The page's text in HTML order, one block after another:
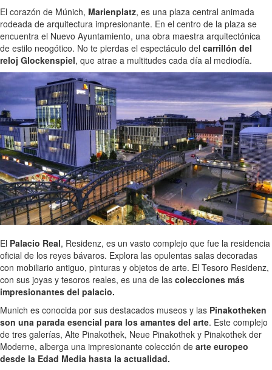
El corazón de Múnich, Marienplatz, es una plaza central animada
rodeada de arquitectura impresionante. En el centro de la plaza se
encuentra el Nuevo Ayuntamiento, una obra maestra arquitectónica
de estilo neogótico. No te pierdas el espectáculo del carrillón del
reloj Glockenspiel, que atrae a multitudes cada día al mediodía.
El Palacio Real, Residenz, es un vasto complejo que fue la residencia
oficial de los reyes bávaros. Explora las opulentas salas decoradas
con mobiliario antiguo, pinturas y objetos de arte. El Tesoro Residenz,
con sus joyas y tesoros reales, es una de las colecciones más
impresionantes del palacio.
Munich es conocida por sus destacados museos y las Pinakotheken
son una parada esencial para los amantes del arte. Este complejo
de tres galerías, Alte Pinakothek, Neue Pinakothek y Pinakothek der
Moderne, alberga una impresionante colección de arte europeo
desde la Edad Media hasta la actualidad.